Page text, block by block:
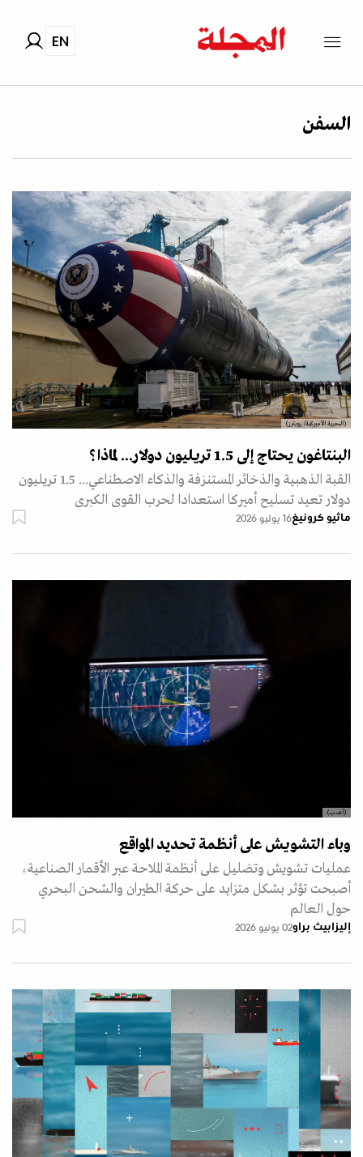
EN
السفن
(البحرية الأميركية/ رويترز)
البنتاغون يحتاج إلى 1.5 تريليون دولار... لماذا؟
القبة الذهبية والذخائر المستنزفة والذكاء الاصطناعي... 1.5 تريليون
دولار تعيد تسليح أميركا استعدادا لحرب القوى الكبرى
ماثيو كرونيغ16 يوليو 2026
(أ.ف.ب)
وباء التشويش على أنظمة تحديد المواقع
عمليات تشويش وتضليل على أنظمة الملاحة عبر الأقمار الصناعية،
أصبحت تؤثر بشكل متزايد على حركة الطيران والشحن البحري
حول العالم
إليزابيث براو02 يونيو 2026